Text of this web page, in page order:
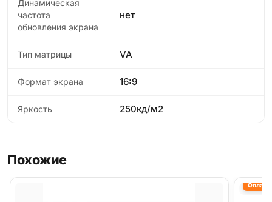
Динамическая
частота
обновления экрана
нет
Тип матрицы VA
Формат экрана 16:9
Яркость 250кд/м2
Похожие
Оплата